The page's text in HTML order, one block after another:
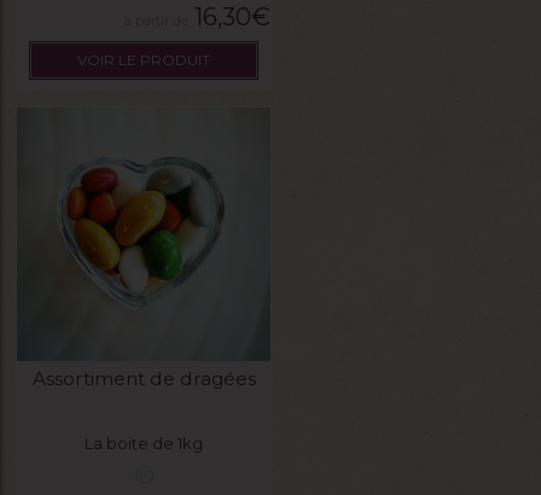
16,30€
VOIR LE PRODUIT
Assortiment de dragées
La boite de 1kg